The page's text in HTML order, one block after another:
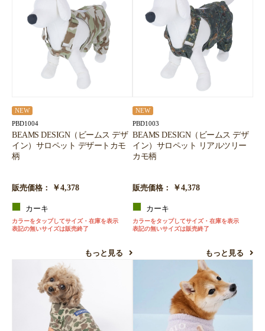
NEW
PBD1004
BEAMS DESIGN（ビームス デザ
イン）サロペット デザートカモ
柄
販売価格： ￥4,378
カーキ
カラーをタップしてサイズ・在庫を表示
表記の無いサイズは販売終了
もっと見る
NEW
PBD1003
BEAMS DESIGN（ビームス デザ
イン）サロペット リアルツリー
カモ柄
販売価格： ￥4,378
カーキ
カラーをタップしてサイズ・在庫を表示
表記の無いサイズは販売終了
もっと見る